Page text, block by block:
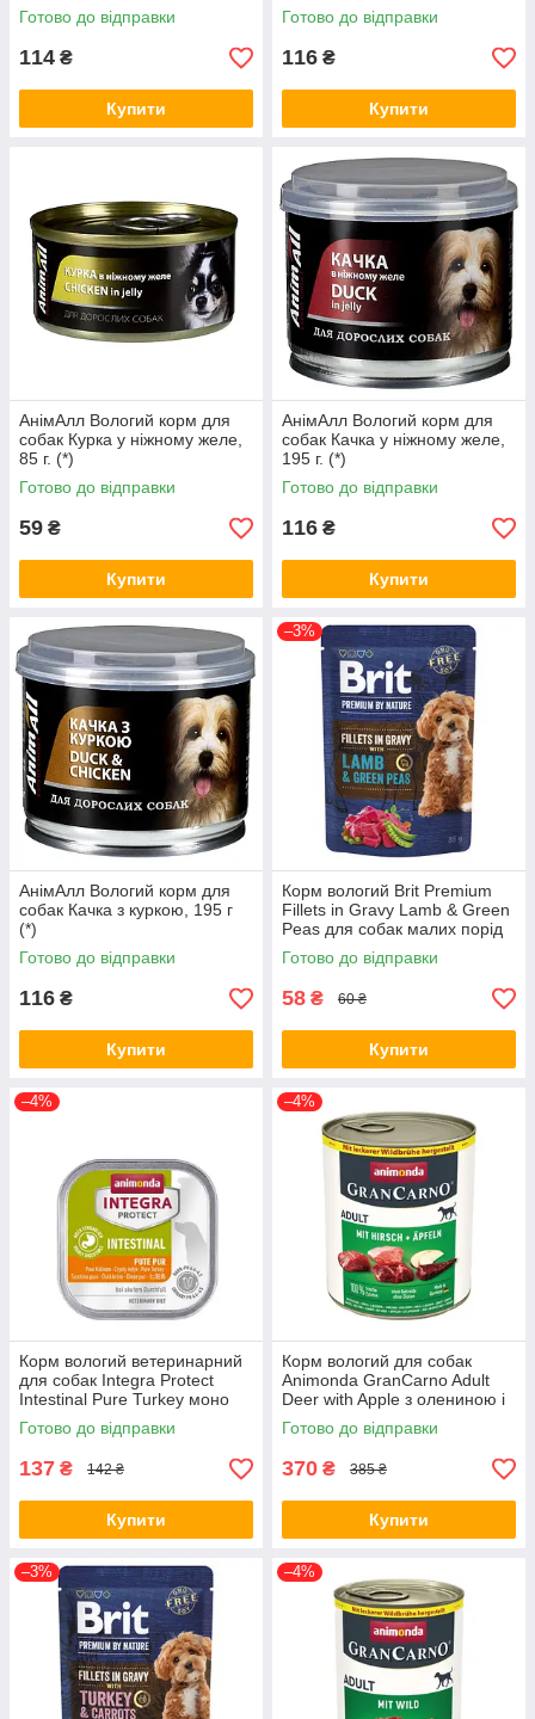
Готово до відправки
114 ₴
Купити
Готово до відправки
116 ₴
Купити
АнімАлл Вологий корм для
собак Курка у ніжному желе,
85 г. (*)
Готово до відправки
59 ₴
Купити
АнімАлл Вологий корм для
собак Качка у ніжному желе,
195 г. (*)
Готово до відправки
116 ₴
Купити
АнімАлл Вологий корм для
собак Качка з куркою, 195 г
(*)
Готово до відправки
116 ₴
Купити
–3%
Корм вологий Brit Premium
Fillets in Gravy Lamb & Green
Peas для собак малих порід
філе в соусі ягня і зелений
горошок 85 г (*)
Готово до відправки
58 ₴ 60 ₴
Купити
–4%
Корм вологий ветеринарний
для собак Integra Protect
Intestinal Pure Turkey моно
індичка, при порушенні
роботи ШКТ, 150 г (*)
Готово до відправки
137 ₴ 142 ₴
Купити
–4%
Корм вологий для собак
Animonda GranCarno Adult
Deer with Apple з олениною і
яблуком, 800 г (*)
Готово до відправки
370 ₴ 385 ₴
Купити
–3% –4%